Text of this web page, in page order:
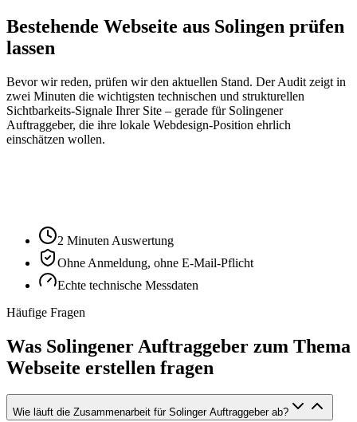
Bestehende Webseite aus Solingen prüfen
lassen
Bevor wir reden, prüfen wir den aktuellen Stand. Der Audit zeigt in
zwei Minuten die wichtigsten technischen und strukturellen
Sichtbarkeits-Signale Ihrer Site – gerade für Solingener
Auftraggeber, die ihre lokale Webdesign-Position ehrlich
einschätzen wollen.
2 Minuten Auswertung
Ohne Anmeldung, ohne E-Mail-Pflicht
Echte technische Messdaten
Häufige Fragen
Was Solingener Auftraggeber zum Thema
Webseite erstellen fragen
Wie läuft die Zusammenarbeit für Solinger Auftraggeber ab?